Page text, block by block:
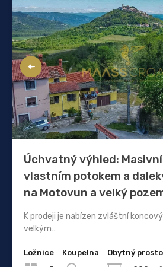
Úchvatný výhled:
vlastním potokem a
na Motovun a velký
K prodeji je nabízen zvláštní
velkým…
Ložnice
Koupelna
Obytný